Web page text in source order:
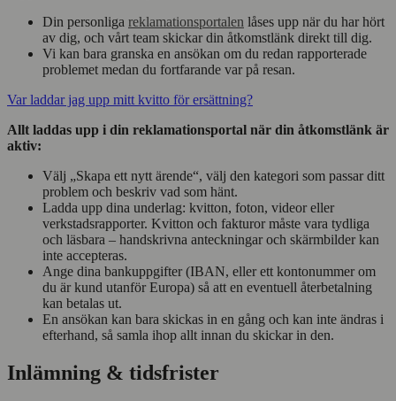
Din personliga reklamationsportalen låses upp när du har hört
av dig, och vårt team skickar din åtkomstlänk direkt till dig.
Vi kan bara granska en ansökan om du redan rapporterade
problemet medan du fortfarande var på resan.
Var laddar jag upp mitt kvitto för ersättning?
Allt laddas upp i din reklamationsportal när din åtkomstlänk är
aktiv:
Välj „Skapa ett nytt ärende“, välj den kategori som passar ditt
problem och beskriv vad som hänt.
Ladda upp dina underlag: kvitton, foton, videor eller
verkstadsrapporter. Kvitton och fakturor måste vara tydliga
och läsbara – handskrivna anteckningar och skärmbilder kan
inte accepteras.
Ange dina bankuppgifter (IBAN, eller ett kontonummer om
du är kund utanför Europa) så att en eventuell återbetalning
kan betalas ut.
En ansökan kan bara skickas in en gång och kan inte ändras i
efterhand, så samla ihop allt innan du skickar in den.
Inlämning & tidsfrister